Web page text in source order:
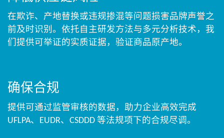
在欺诈、产地替换或违规掺混等问题损害品牌声誉之
前及时识别。依托自主研发方法与多元分析技术，我
们提供可举证的实质证据，验证商品原产地。
确保合规
提供可通过监管审核的数据，助力企业高效完成
UFLPA、EUDR、CSDDD 等法规项下的合规尽调。